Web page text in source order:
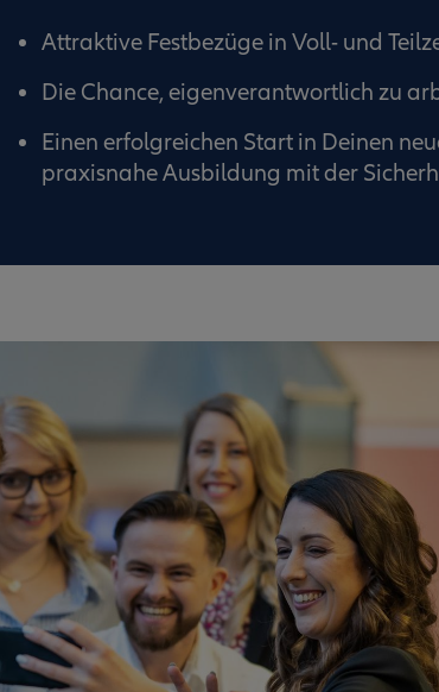
Attraktive Festbezüge in Voll- und
Die Chance, eigenverantwortlich zu
Einen erfolgreichen Start in Deinen
praxisnahe Ausbildung mit der